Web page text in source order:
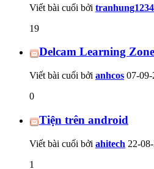
Viết bài cuối bởi
19
Delcam Learning
Viết bài cuối bởi anhcos 07-
0
Tiện trên android
Viết bài cuối bởi ahitech 22-
1